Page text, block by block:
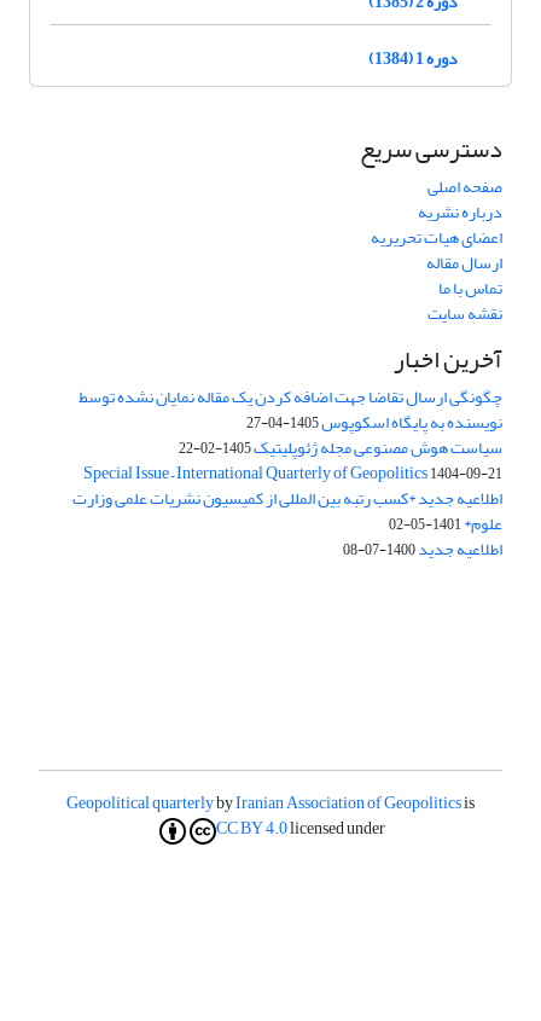
دوره 1 (1384)
دسترسی سریع
صفحه اصلی
درباره نشریه
اعضای هیات تحریریه
ارسال مقاله
تماس با ما
نقشه سایت
آخرین اخبار
چگونگی ارسال تقاضا جهت اضافه کردن یک مقاله نمایان نشده توسط
نویسنده به پایگاه اسکوپوس1405-04-27
سیاست هوش مصنوعی مجله ژئوپلیتیک1405-02-22
Special Issue – International Quarterly of Geopolitics1404-09-21
اطلاعیه جدید *کسب رتبه بین المللی از کمیسیون نشریات علمی وزارت
علوم*1401-05-02
اطلاعیه جدید1400-07-08
Geopolitical quarterlybyIranian Association of Geopoliticsis
licensed under
CC BY 4.0